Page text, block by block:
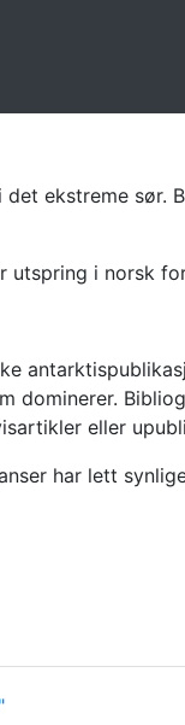
ekstreme sør.
utspring i norsk
dominerer.
eller
har lett